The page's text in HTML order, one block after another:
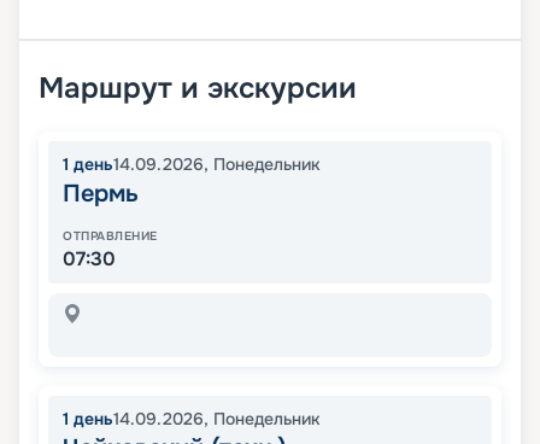
Маршрут и экскурсии
1 день14.09.2026, Понедельник
Пермь
ОТПРАВЛЕНИЕ
07:30
1 день14.09.2026, Понедельник